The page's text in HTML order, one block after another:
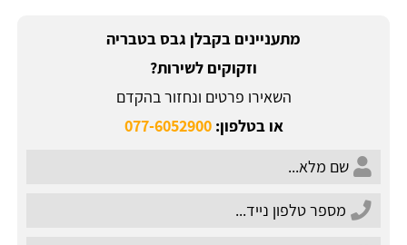
מתעניינים בקבלן גבס בטבריה
וזקוקים לשירות?
השאירו פרטים ונחזור בהקדם
או בטלפון:077-6052900